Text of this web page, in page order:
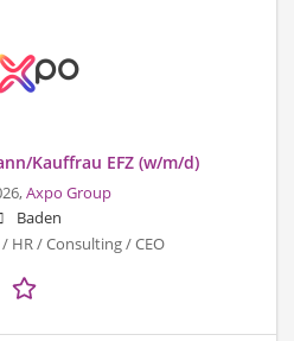
Kauffrau EFZ (w/m/d)
Axpo Group
Baden
HR / Consulting / CEO